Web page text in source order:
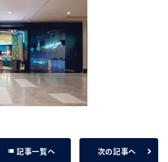
list 記事一覧へ 次の記事へ